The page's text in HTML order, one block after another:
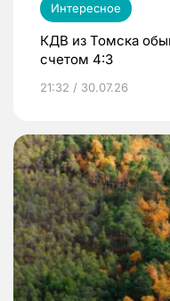
Интересное
КДВ из Томска
счетом 4:3
21:32 / 30.07.26